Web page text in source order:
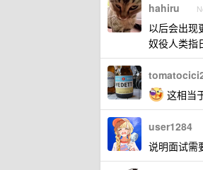
hahiru
以后会出现
奴役人类指
这相当
user1284
说明面试需